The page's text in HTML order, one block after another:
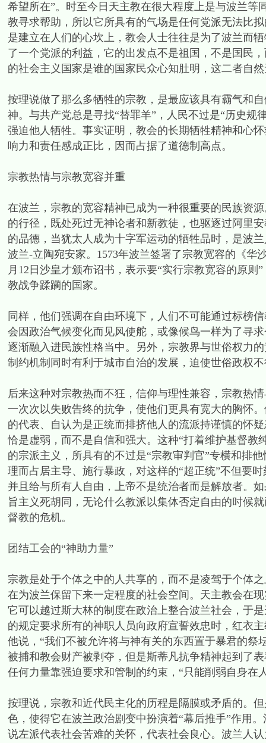
希望所在”。时至今日天主教在很大程度上是与波兰
教寻求帮助，所以它所具有的气场是任何党派无法比
是建立在人们的心坎上，教会人士往往是为了波兰而
了一个党派的利益，它的出发点不是祖国，不是国民
的社会主义国家是谁的国家民众心知肚明，这二者自
按理说做了那么多牺牲的宗教，是最应该具有霸气和
神。与共产党总是寻找“替罪羊”，人民不过是“历史
强迫他人牺牲。事实证明，教会的长期牺牲精神和心
响力和责任感成正比，因而占据了道德制高点。
宗教热情与宗教宽容并重
在波兰，宗教的宽容精神已成为一种很重要的民族资
的行径，既处死过无神论者和新教徒，也驱逐过阿里
的品德，当犹太人成为十字军运动的牺牲品时，是波
波兰-立陶宛安家。1573年波兰签署了宗教宽容的《华
月12日沙皇才颁布诏书，表示要“实行宗教宽容的原
教战争蹂躏的国家。
同样，他们强调在自由环境下，人们不可能通过标榜
会因政治气候变化而见风使舵，或像候鸟一样为了寻
逐渐融入进民族性格当中。另外，宗教界与世俗权力
制约机制同时有利于城市自治的发展，迫使世俗政权
后来这种对宗教热而不狂，信仰与理性兼容，宗教热
一次次以失败告终的抗争，使他们更具有宽大的胸怀
的代表、自认为是正统而排挤他人的流派持谨慎的怀
恰是虚弱，而不是自信和强大。这种“打着维护基督
的宗派主义，所具有的不过是“宗教审判官”专横和排
理而占居主导、施行暴政，对这样的“超正统”不但要
并且给与所有人自由，上帝不是统治者而是解放者。
旨主义死胡同，无论什么教派以集体否定自由的时候
督教的危机。
团结工会的“神助力量”
宗教是处于个体之中的人共享的，而不是凌驾于个体
在为波兰保留下来一定程度的社会空间。天主教会在
它可以越过斯大林的制度在政治上整合波兰社会，于
的规定要求所有的神职人员向政府宣誓效忠时，红衣
他说，“我们不被允许将与神有关的东西置于暴君的
被捕和教会财产被剥夺，但是斯蒂凡抗争精神起到了
任何力量靠强迫要求和管制的约束，“只能削弱自身在
按理说，宗教和近代民主化的历程是隔膜或矛盾的。
色，使得它在波兰政治剧变中扮演着“幕后推手”作用
说左派代表社会苦难的关怀，代表社会良心。波兰人